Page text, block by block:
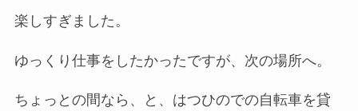
楽しすぎました。
ゆっくり仕事をしたかったですが、次の場所へ。
ちょっとの間なら、と、はつひのでの自転車を貸